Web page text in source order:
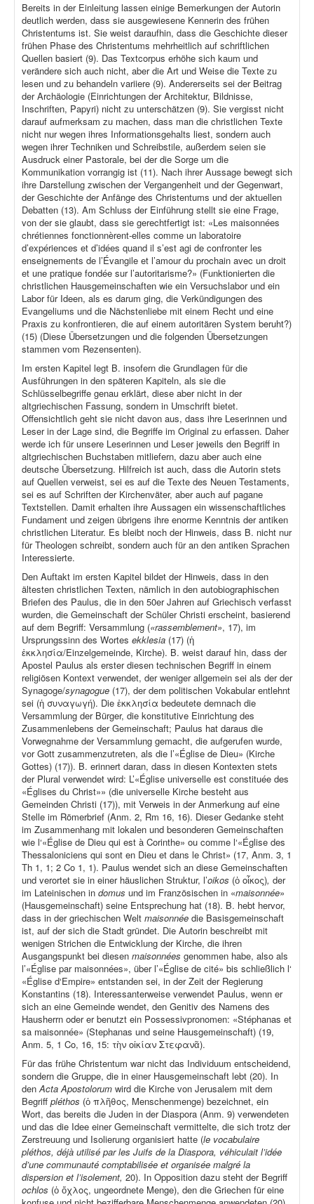
Bereits in der Einleitung lassen einige Bemerkungen der Autorin
deutlich werden, dass sie ausgewiesene Kennerin des frühen
Christentums ist. Sie weist daraufhin, dass die Geschichte dieser
frühen Phase des Christentums mehrheitlich auf schriftlichen
Quellen basiert (9). Das Textcorpus erhöhe sich kaum und
verändere sich auch nicht, aber die Art und Weise die Texte zu
lesen und zu behandeln variiere (9). Andererseits sei der Beitrag
der Archäologie (Einrichtungen der Architektur, Bildnisse,
Inschriften, Papyri) nicht zu unterschätzen (9). Sie vergisst nicht
darauf aufmerksam zu machen, dass man die christlichen Texte
nicht nur wegen ihres Informationsgehalts liest, sondern auch
wegen ihrer Techniken und Schreibstile, außerdem seien sie
Ausdruck einer Pastorale, bei der die Sorge um die
Kommunikation vorrangig ist (11). Nach ihrer Aussage bewegt sich
ihre Darstellung zwischen der Vergangenheit und der Gegenwart,
der Geschichte der Anfänge des Christentums und der aktuellen
Debatten (13). Am Schluss der Einführung stellt sie eine Frage,
von der sie glaubt, dass sie gerechtfertigt ist: «Les maisonnées
chrétiennes fonctionnèrent-elles comme un laboratoire
d’expériences et d’idées quand il s’est agi de confronter les
enseignements de l’Évangile et l’amour du prochain avec un droit
et une pratique fondée sur l’autoritarisme?» (Funktionierten die
christlichen Hausgemeinschaften wie ein Versuchslabor und ein
Labor für Ideen, als es darum ging, die Verkündigungen des
Evangeliums und die Nächstenliebe mit einem Recht und eine
Praxis zu konfrontieren, die auf einem autoritären System beruht?)
(15) (Diese Übersetzungen und die folgenden Übersetzungen
stammen vom Rezensenten).
Im ersten Kapitel legt B. insofern die Grundlagen für die
Ausführungen in den späteren Kapiteln, als sie die
Schlüsselbegriffe genau erklärt, diese aber nicht in der
altgriechischen Fassung, sondern in Umschrift bietet.
Offensichtlich geht sie nicht davon aus, dass ihre Leserinnen und
Leser in der Lage sind, die Begriffe im Original zu erfassen. Daher
werde ich für unsere Leserinnen und Leser jeweils den Begriff in
altgriechischen Buchstaben mitliefern, dazu aber auch eine
deutsche Übersetzung. Hilfreich ist auch, dass die Autorin stets
auf Quellen verweist, sei es auf die Texte des Neuen Testaments,
sei es auf Schriften der Kirchenväter, aber auch auf pagane
Textstellen. Damit erhalten ihre Aussagen ein wissenschaftliches
Fundament und zeigen übrigens ihre enorme Kenntnis der antiken
christlichen Literatur. Es bleibt noch der Hinweis, dass B. nicht nur
für Theologen schreibt, sondern auch für an den antiken Sprachen
Interessierte.
Den Auftakt im ersten Kapitel bildet der Hinweis, dass in den
ältesten christlichen Texten, nämlich in den autobiographischen
Briefen des Paulus, die in den 50er Jahren auf Griechisch verfasst
wurden, die Gemeinschaft der Schüler Christi erscheint, basierend
auf dem Begriff: Versammlung («rassemblement», 17), im
Ursprungssinn des Wortes ekklesia (17) (ἡ
ἐκκλησία/Einzelgemeinde, Kirche). B. weist darauf hin, dass der
Apostel Paulus als erster diesen technischen Begriff in einem
religiösen Kontext verwendet, der weniger allgemein sei als der der
Synagoge/synagogue (17), der dem politischen Vokabular entlehnt
sei (ἡ συναγωγή). Die ἐκκλησία bedeutete demnach die
Versammlung der Bürger, die konstitutive Einrichtung des
Zusammenlebens der Gemeinschaft; Paulus hat daraus die
Vorwegnahme der Versammlung gemacht, die aufgerufen wurde,
vor Gott zusammenzutreten, als die l’«Église de Dieu» (Kirche
Gottes) (17)). B. erinnert daran, dass in diesen Kontexten stets
der Plural verwendet wird: L’«Église universelle est constituée des
«Églises du Christ»» (die universelle Kirche besteht aus
Gemeinden Christi (17)), mit Verweis in der Anmerkung auf eine
Stelle im Römerbrief (Anm. 2, Rm 16, 16). Dieser Gedanke steht
im Zusammenhang mit lokalen und besonderen Gemeinschaften
wie l‘«Église de Dieu qui est à Corinthe» ou comme l‘«Église des
Thessaloniciens qui sont en Dieu et dans le Christ» (17, Anm. 3, 1
Th 1, 1; 2 Co 1, 1). Paulus wendet sich an diese Gemeinschaften
und verortet sie in einer häuslichen Struktur, l’oikos (ὁ οἶκος), der
im Lateinischen in domus und im Französischen in «maisonnée»
(Hausgemeinschaft) seine Entsprechung hat (18). B. hebt hervor,
dass in der griechischen Welt maisonnée die Basisgemeinschaft
ist, auf der sich die Stadt gründet. Die Autorin beschreibt mit
wenigen Strichen die Entwicklung der Kirche, die ihren
Ausgangspunkt bei diesen maisonnées genommen habe, also als
l’«Église par maisonnées», über l’«Église de cité» bis schließlich l‘
«Église d‘Empire» entstanden sei, in der Zeit der Regierung
Konstantins (18). Interessanterweise verwendet Paulus, wenn er
sich an eine Gemeinde wendet, den Genitiv des Namens des
Hausherrn oder er benutzt ein Possessivpronomen: «Stéphanas et
sa maisonnée» (Stephanas und seine Hausgemeinschaft) (19,
Anm. 5, 1 Co, 16, 15: τὴν οἰκίαν Στεφανᾶ).
Für das frühe Christentum war nicht das Individuum entscheidend,
sondern die Gruppe, die in einer Hausgemeinschaft lebt (20). In
denActa Apostolorum wird die Kirche von Jerusalem mit dem
Begriff pléthos (ὁ πλῆθος, Menschenmenge) bezeichnet, ein
Wort, das bereits die Juden in der Diaspora (Anm. 9) verwendeten
und das die Idee einer Gemeinschaft vermittelte, die sich trotz der
Zerstreuung und Isolierung organisiert hatte (le vocabulaire
pléthos, déjà utilisé par les Juifs de la Diaspora, véhiculait l’idée
d’une communauté comptabilisée et organisée malgré la
dispersion et l’isolement, 20). In Opposition dazu steht der Begriff
ochlos (ὁ ὄχλος, ungeordnete Menge), den die Griechen für eine